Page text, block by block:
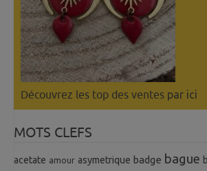
Découvrez les top des ventes par ici
MOTS CLEFS
acetate amour asymetrique badge bague